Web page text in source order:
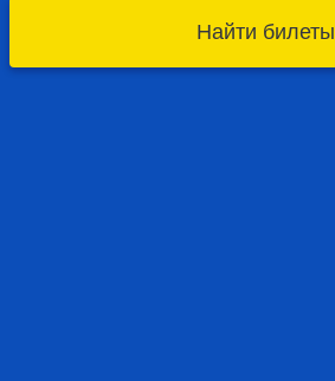
Найти билеты